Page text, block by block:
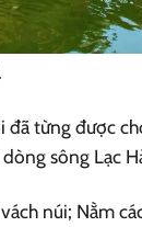
từng được
sông Lạc
núi; Nằm